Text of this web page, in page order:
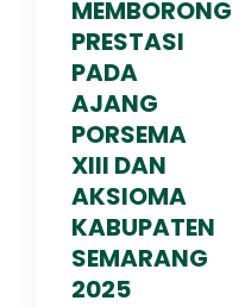
MEMBORONG
PRESTASI
PADA
AJANG
PORSEMA
XIII DAN
AKSIOMA
KABUPATEN
SEMARANG
2025